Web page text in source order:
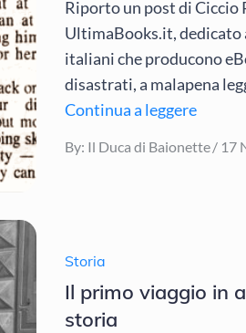
Riporto un post di Ciccio
UltimaBooks.it,
italiani che producono
disastrati, a malapena
Continua a leggere
By: Il Duca di Baionette 17
Storia
Il primo viaggio in
storia